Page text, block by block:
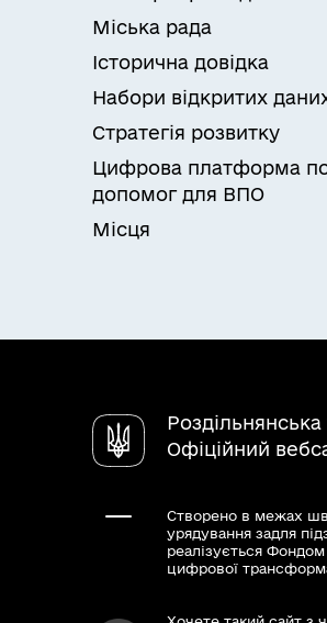
Міська рада
Історична довідка
Набори відкритих
Стратегія розвитку
Цифрова платформа
допомог для ВПО
Місця
Офіційний
Створено в межах
урядування задля
реалізується
цифрової